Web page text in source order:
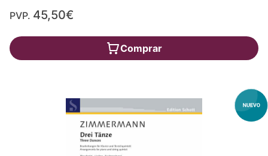
PVP. 45,50€
Comprar